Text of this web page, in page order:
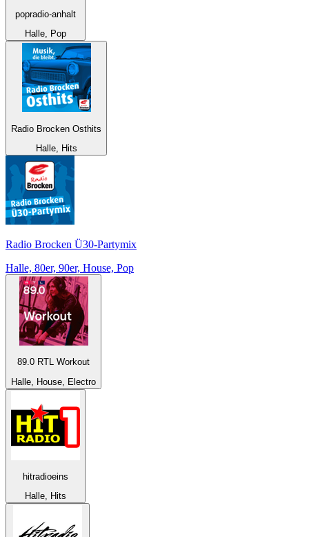
popradio-anhalt
Halle, Pop
Radio Brocken Osthits
Halle, Hits
Radio Brocken Ü30-Partymix
Halle, 80er, 90er, House, Pop
89.0 RTL Workout
Halle, House, Electro
hitradioeins
Halle, Hits